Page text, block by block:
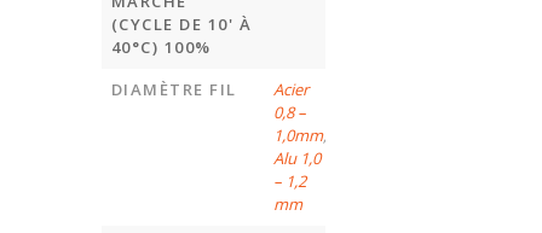
(CYCLE DE 10' À
40°C) 100%
DIAMÈTRE FIL
Acier
0,8 –
1,0mm,
Alu 1,0
– 1,2
mm